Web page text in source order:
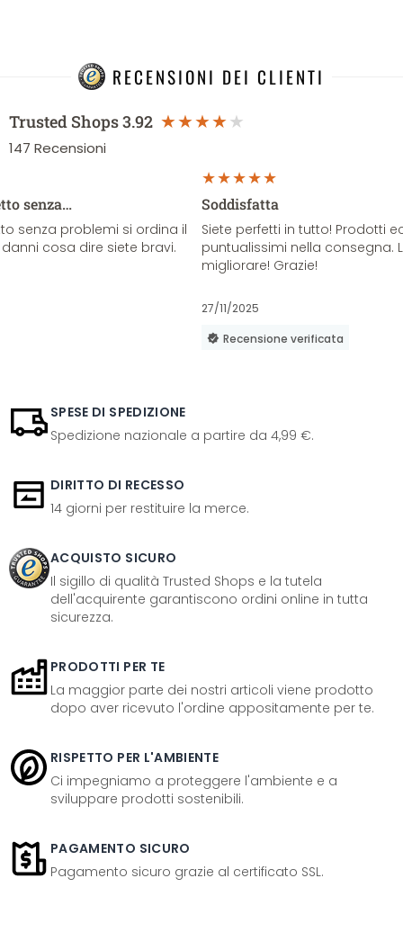
RECENSIONI DEI CLIENTI
Trusted Shops3.92
147 Recensioni
senza…
senza problemi si ordina il
cosa dire siete bravi.
Soddisfatta
Siete perfetti in tutto! Prodotti
puntualissimi nella consegna.
migliorare! Grazie!
27/11/2025
Recensione verificata
SPESE DI SPEDIZIONE
Spedizione nazionale a partire da 4,99 €.
DIRITTO DI RECESSO
14 giorni per restituire la merce.
ACQUISTO SICURO
Il sigillo di qualità Trusted Shops e la tutela
dell'acquirente garantiscono ordini online in tutta
sicurezza.
PRODOTTI PER TE
La maggior parte dei nostri articoli viene prodotto
dopo aver ricevuto l'ordine appositamente per te.
RISPETTO PER L'AMBIENTE
Ci impegniamo a proteggere l'ambiente e a
sviluppare prodotti sostenibili.
PAGAMENTO SICURO
Pagamento sicuro grazie al certificato SSL.